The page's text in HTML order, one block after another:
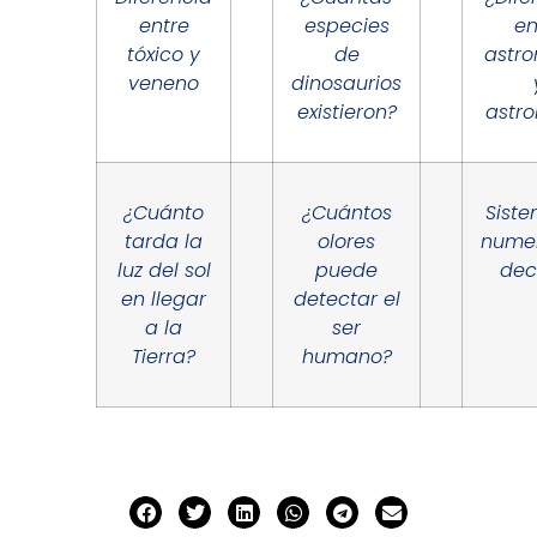
entre
tóxico y
veneno
especies
de
dinosaurios
existieron?
¿Cuánto
tarda la
luz del sol
en llegar
a la
Tierra?
¿Cuántos
olores
puede
detectar el
ser
humano?